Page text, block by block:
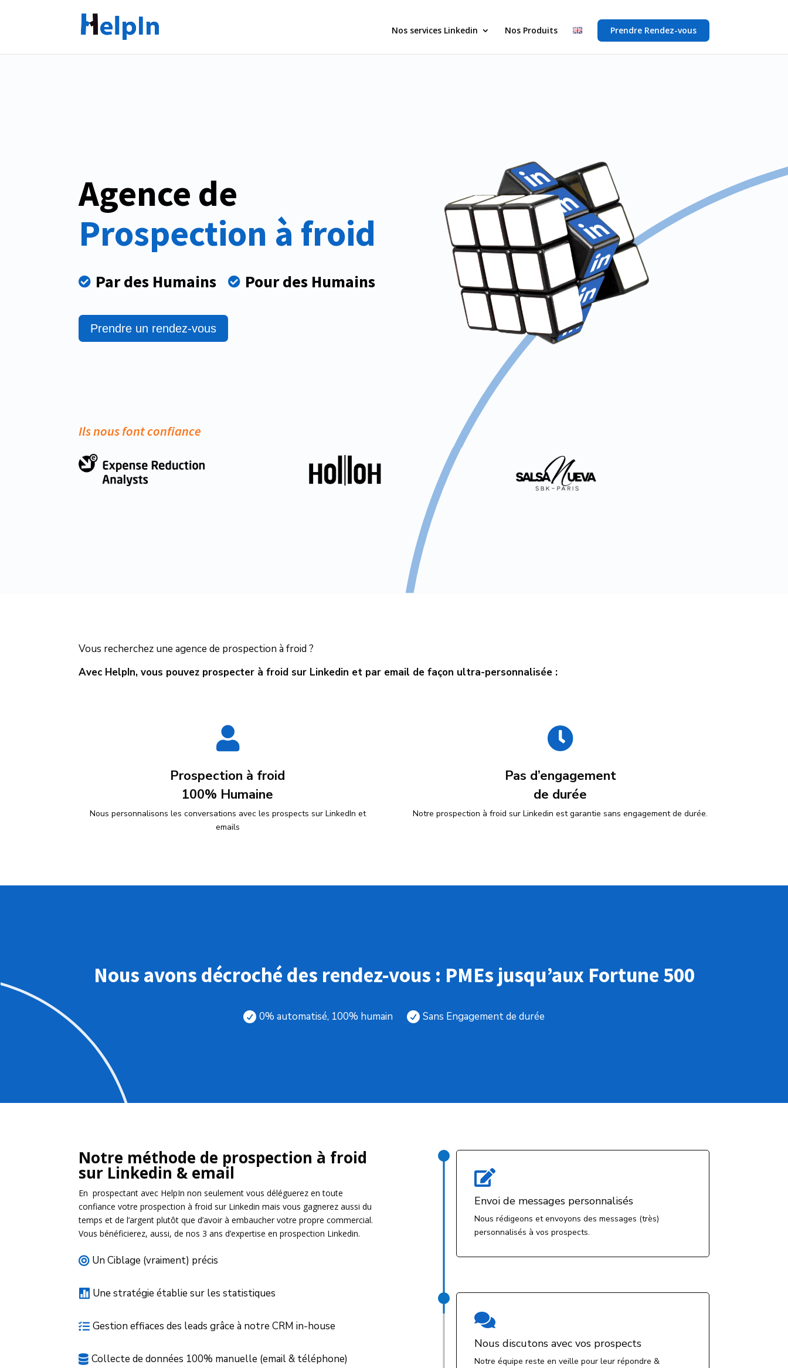
Nos services Linkedin Nos Produits Prendre Rendez-vous
Agence de
Prospection à froid
 Par des Humains  Pour des Humains
Prendre un rendez-vous
Ils nous font confiance
Vous recherchez une agence de prospection à froid ?
Avec HelpIn, vous pouvez prospecter à froid sur Linkedin et par email de façon ultra-personnalisée :

Prospection à froid
100% Humaine
Nous personnalisons les conversations avec les prospects sur LinkedIn et
emails

Pas d’engagement
de durée
Notre prospection à froid sur Linkedin est garantie sans engagement de durée.
Nous avons décroché des rendez-vous : PMEs jusqu’aux Fortune 500
 0% automatisé, 100% humain  Sans Engagement de durée
Notre méthode de prospection à froid
sur Linkedin & email
En prospectant avec HelpIn non seulement vous déléguerez en toute
confiance votre prospection à froid sur Linkedin mais vous gagnerez aussi du
temps et de l’argent plutôt que d’avoir à embaucher votre propre commercial.
Vous bénéficierez, aussi, de nos 3 ans d’expertise en prospection Linkedin.
 Un Ciblage (vraiment) précis
 Une stratégie établie sur les statistiques
 Gestion effiaces des leads grâce à notre CRM in-house
 Collecte de données 100% manuelle (email & téléphone)

Envoi de messages personnalisés
Nous rédigeons et envoyons des messages (très)
personnalisés à vos prospects.

Nous discutons avec vos prospects
Notre équipe reste en veille pour leur répondre &